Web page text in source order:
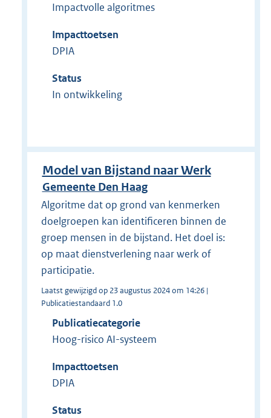
Impactvolle algoritmes
Impacttoetsen
DPIA
Status
In ontwikkeling
Model van Bijstand naar Werk
Gemeente Den Haag
Algoritme dat op grond van kenmerken
doelgroepen kan identificeren binnen de
groep mensen in de bijstand. Het doel is:
op maat dienstverlening naar werk of
participatie.
Laatst gewijzigd op 23 augustus 2024 om 14:26 |
Publicatiestandaard 1.0
Publicatiecategorie
Hoog-risico AI-systeem
Impacttoetsen
DPIA
Status